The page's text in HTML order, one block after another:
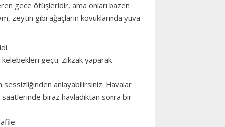
gece ötüşleridir, ama onları bazen
zeytin gibi ağaçların kovuklarında yuva
geçti. Zikzak yaparak
anlayabilirsiniz. Havalar
saatlerinde biraz havladıktan sonra bir